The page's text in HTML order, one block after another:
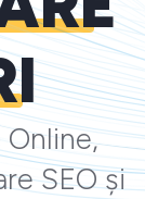
SEO și